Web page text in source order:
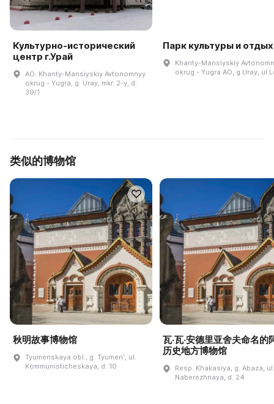
Культурно-исторический
центр г.Урай
AO. Khanty-Mansiyskiy Avtonomnyy
okrug - Yugra, g. Uray, mkr. 2-y, d.
39/1
Парк культуры и
Khanty-Mansiyskiy
okrug - Yugra AO, g Uray, ul
类似的博物馆
秋明故事博物馆
Tyumenskaya obl., g. Tyumenʹ, ul.
Kommunisticheskaya, d. 10
瓦·瓦·安德里亚舍夫命名的
历史地方博物馆
Resp. Khakasiya, g. Abaza, ul.
Naberezhnaya, d. 24